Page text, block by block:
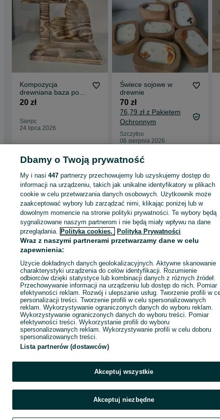
Kompozycja
drewniana baza pod
stroiki
20 zł
Sierpc
24 lipca 2026
Świece sojowe w
drewnie
70 zł
76,79 zł z Pakietem
Ochronnym
Szczytno
06 sierpnia 2026
Strona główna Antyki i Kolekcje Rękodzieło
Produkty rękodzielnicze
Produkty rękodzielnicze - Warmińsko-mazurskie
Produkty rękodzielnicze -
Iława
KATEGORIA
ID:1025811918
Zadzwoń / SMS Wyślij wiadomość
Dbamy o Twoją prywatność
My i nasi447 partnerzy przechowujemy lub uzyskujemy dostęp do
informacji na urządzeniu, takich jak unikalne identyfikatory w plikach
cookie w celu przetwarzania danych osobowych. Użytkownik może
zaakceptować wybory lub zarządzać nimi, klikając poniżej lub w
dowolnym momencie na stronie polityki prywatności. Te wybory będą
sygnalizowane naszym partnerom i nie będą miały wpływu na dane
przeglądania. Polityka cookies, Polityka Prywatności
Wraz z naszymi partnerami przetwarzamy dane w celu
zapewnienia:
Użycie dokładnych danych geolokalizacyjnych. Aktywne skanowanie
charakterystyki urządzenia do celów identyfikacji. Rozumienie
odbiorców dzięki statystyce lub kombinacji danych z różnych źródeł.
Przechowywanie informacji na urządzeniu lub dostęp do nich. Pomiar
efektywności reklam. Rozwój i ulepszanie usług. Tworzenie profili w
personalizacji treści. Tworzenie profili w celu spersonalizowanych
reklam. Wykorzystywanie ograniczonych danych do wyboru reklam.
Wykorzystywanie ograniczonych danych do wyboru treści. Pomiar
efektywności treści. Wykorzystanie profili do wyboru
spersonalizowanych reklam. Wykorzystywanie profili w celu doboru
spersonalizowanych treści.
Lista partnerów (dostawców)
Akceptuj wszystkie
Akceptuj niezbędne